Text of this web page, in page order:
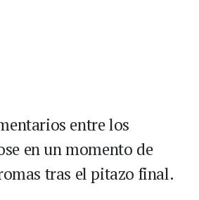
entre los
en un momento de
tras el pitazo final.